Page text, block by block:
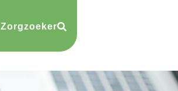
Zorgzoeker